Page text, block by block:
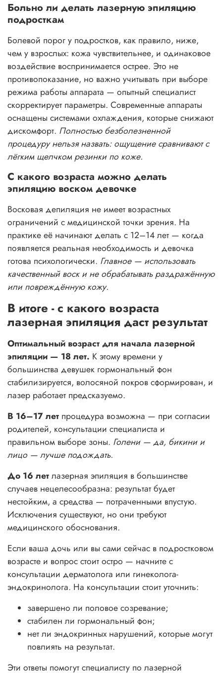
Больно ли делать лазерную эпиляцию
подросткам
Болевой порог у подростков, как правило, ниже,
чем у взрослых: кожа чувствительнее, и одинаковое
воздействие воспринимается острее. Это не
противопоказание, но важно учитывать при выборе
режима работы аппарата — опытный специалист
скорректирует параметры. Современные аппараты
оснащены системами охлаждения, которые снижают
дискомфорт. Полностью безболезненной
процедуру нельзя назвать: ощущение сравнивают с
лёгким щелчком резинки по коже.
С какого возраста можно делать
эпиляцию воском девочке
Восковая депиляция не имеет возрастных
ограничений с медицинской точки зрения. На
практике её начинают делать с 12–14 лет — когда
появляется реальная необходимость и девочка
готова психологически. Главное — использовать
качественный воск и не обрабатывать раздражённую
или повреждённую кожу.
В итоге - с какого возраста
лазерная эпиляция даст результат
Оптимальный возраст для начала лазерной
эпиляции — 18 лет. К этому времени у
большинства девушек гормональный фон
стабилизируется, волосяной покров сформирован, и
лазер работает предсказуемо.
В 16–17 лет процедура возможна — при согласии
родителей, консультации специалиста и
правильном выборе зоны. Голени — да, бикини и
лицо — лучше подождать.
До 16 летлазерная эпиляция в большинстве
случаев нецелесообразна: результат будет
нестойким, а средства — потраченными впустую.
Исключения существуют, но они требуют
медицинского обоснования.
Если ваша дочь или вы сами сейчас в подростковом
возрасте и вопрос стоит остро — начните с
консультации дерматолога или гинеколога-
эндокринолога. На консультации стоит уточнить:
завершено ли половое созревание;
стабилен ли гормональный фон;
нет ли эндокринных нарушений, которые могут
повлиять на результат.
Эти ответы помогут специалисту по лазерной